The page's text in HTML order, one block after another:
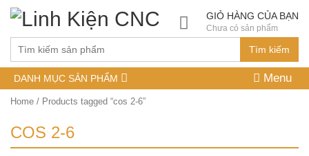
Tìm kiếm
GIỎ HÀNG CỦA BẠN
Chưa có sản phẩm
DANH MỤC SẢN PHẨM Menu
Home / Products tagged “cos 2-6”
COS 2-6